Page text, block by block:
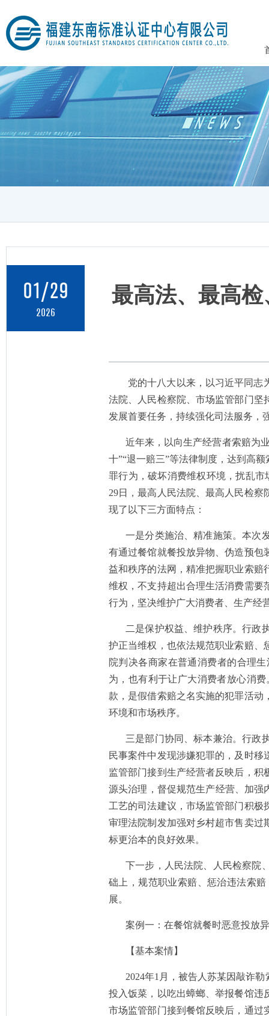
最高法、最高
01/29
2026
党的十八大以来，以习近平同志
法院、人民检察院、市场监管部门坚
发展首要任务，持续强化司法服务，
近年来，以向生产经营者索赔为
十”“退一赔三”等法律制度，达到高
罪行为，破坏消费维权环境，扰乱
29日，最高人民法院、最高人民检
现了以下三方面特点：
一是分类施治、精准施策。本次
有通过餐馆就餐投放异物、伪造预包
益和秩序的法网，精准把握职业索赔
维权，不支持超出合理生活消费需要
行为，坚决维护广大消费者、生产经
二是保护权益、维护秩序。行政
护正当维权，也依法规范职业索赔、
院判决各商家在普通消费者的合理
为，也有利于让广大消费者放心消
款，是假借索赔之名实施的犯罪活动
环境和市场秩序。
三是部门协同、标本兼治。行政
民事案件中发现涉嫌犯罪的，及时
监管部门接到生产经营者反映后，
源头治理，督促规范生产经营、加
工艺的司法建议，市场监管部门积
审理法院制发加强对乡村超市售卖过
标更治本的良好效果。
下一步，人民法院、人民检察院
础上，规范职业索赔、惩治违法索
展。
案例一：在餐馆就餐时恶意投放
【基本案情】
2024年1月，被告人苏某因敲诈
投入饭菜，以吃出蟑螂、举报餐馆违
市场监管部门接到餐馆反映后，通过